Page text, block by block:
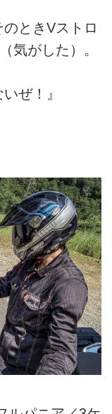
ときVストロ
気がした）。
ぜ！』